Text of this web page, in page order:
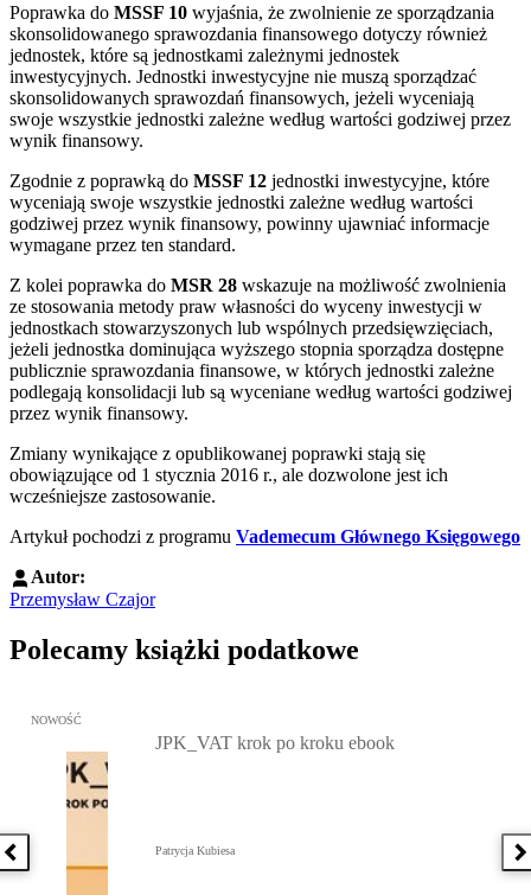
Poprawka do MSSF 10 wyjaśnia, że zwolnienie ze sporządzania
skonsolidowanego sprawozdania finansowego dotyczy również
jednostek, które są jednostkami zależnymi jednostek
inwestycyjnych. Jednostki inwestycyjne nie muszą sporządzać
skonsolidowanych sprawozdań finansowych, jeżeli wyceniają
swoje wszystkie jednostki zależne według wartości godziwej przez
wynik finansowy.
Zgodnie z poprawką do MSSF 12 jednostki inwestycyjne, które
wyceniają swoje wszystkie jednostki zależne według wartości
godziwej przez wynik finansowy, powinny ujawniać informacje
wymagane przez ten standard.
Z kolei poprawka do MSR 28 wskazuje na możliwość zwolnienia
ze stosowania metody praw własności do wyceny inwestycji w
jednostkach stowarzyszonych lub wspólnych przedsięwzięciach,
jeżeli jednostka dominująca wyższego stopnia sporządza dostępne
publicznie sprawozdania finansowe, w których jednostki zależne
podlegają konsolidacji lub są wyceniane według wartości godziwej
przez wynik finansowy.
Zmiany wynikające z opublikowanej poprawki stają się
obowiązujące od 1 stycznia 2016 r., ale dozwolone jest ich
wcześniejsze zastosowanie.
Artykuł pochodzi z programu Vademecum Głównego Księgowego
Autor:
Przemysław Czajor
Polecamy książki podatkowe
Poprzednia książka
Przejdź do: JPK_VAT krok po kroku ebook, Patrycja Kubiesa -
NOWOŚĆ
JPK_VAT krok po kroku ebook
Patrycja Kubiesa